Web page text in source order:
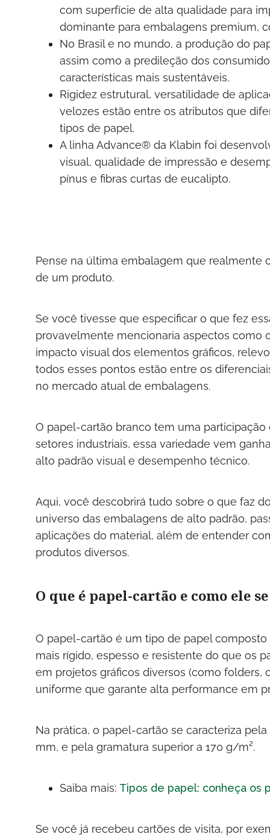
com superfície de alta qualidade para
dominante para embalagens premium,
No Brasil e no mundo, a produção do
assim como a predileção dos
características mais sustentáveis.
Rigidez estrutural, versatilidade de
velozes estão entre os atributos que
tipos de papel.
A linha Advance® da Klabin foi
visual, qualidade de impressão e
pínus e fibras curtas de eucalipto.
Pense na última embalagem que realmente
de um produto.
Se você tivesse que especificar o que fez
provavelmente mencionaria aspectos como
impacto visual dos elementos gráficos,
todos esses pontos estão entre os
no mercado atual de embalagens.
O papel-cartão branco tem uma
setores industriais, essa variedade vem
alto padrão visual e desempenho técnico.
Aqui, você descobrirá tudo sobre o que faz
universo das embalagens de alto padrão,
aplicações do material, além de entender
produtos diversos.
O que é papel-cartão e como ele
O papel-cartão é um tipo de papel
mais rígido, espesso e resistente do que os
em projetos gráficos diversos (como
uniforme que garante alta performance em
Na prática, o papel-cartão se caracteriza
mm, e pela gramatura superior a 170 g/m².
Saiba mais: Tipos de papel: conheça os
Se você já recebeu cartões de visita, por